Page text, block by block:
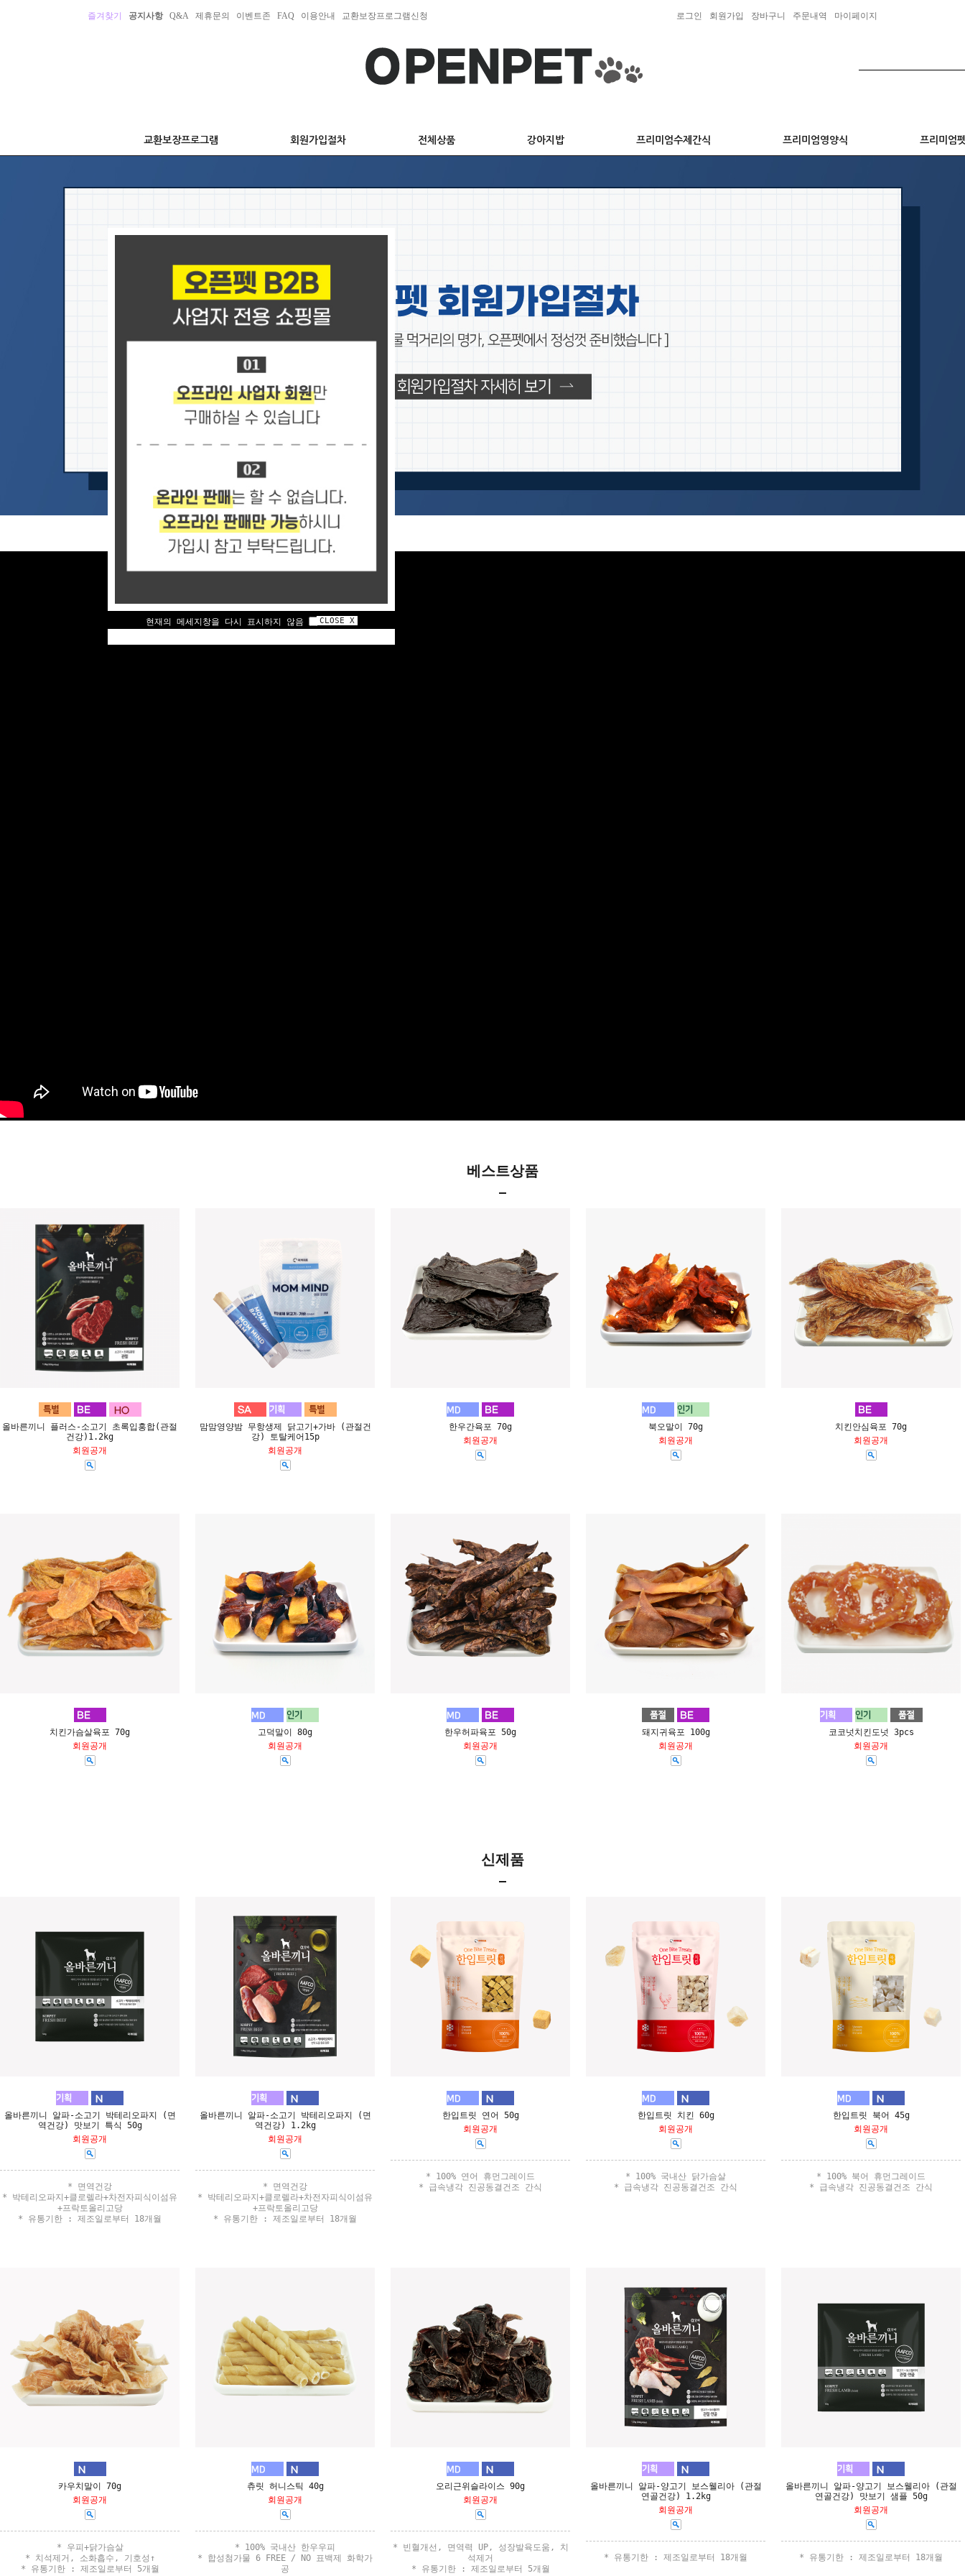
즐겨찾기 공지사항 Q&A 제휴문의 이벤트존 FAQ 이용안내 교환보장프로그램신청 로그인 회원가입 장바구니 주문내역 마이페이지
교환보장프로그램 회원가입절차 전체상품 강아지밥 프리미엄수제간식 프리미엄영양식 프리미엄
베스트상품
올바른끼니 플러스-소고기 초록입홍합(관절
건강)1.2kg
회원공개
맘맘영양밤 무항생제 닭고기+가바 (관절건
강) 토탈케어15p
회원공개
한우간육포 70g
회원공개
북오말이 70g
회원공개
치킨안심육포 70g
회원공개
치킨가슴살육포 70g
회원공개
고덕말이 80g
회원공개
한우허파육포 50g
회원공개
돼지귀육포 100g
회원공개
코코넛치킨도넛 3pcs
회원공개
신제품
올바른끼니 알파-소고기 박테리오파지 (면
역건강) 맛보기 특식 50g
회원공개
* 면역건강
* 박테리오파지+클로렐라+차전자피식이섬유
+프락토올리고당
* 유통기한 : 제조일로부터 18개월
올바른끼니 알파-소고기 박테리오파지 (면
역건강) 1.2kg
회원공개
* 면역건강
* 박테리오파지+클로렐라+차전자피식이섬유
+프락토올리고당
* 유통기한 : 제조일로부터 18개월
한입트릿 연어 50g
회원공개
* 100% 연어 휴먼그레이드
* 급속냉각 진공동결건조 간식
한입트릿 치킨 60g
회원공개
* 100% 국내산 닭가슴살
* 급속냉각 진공동결건조 간식
한입트릿 북어 45g
회원공개
* 100% 북어 휴먼그레이드
* 급속냉각 진공동결건조 간식
카우치말이 70g
회원공개
* 우피+닭가슴살
* 치석제거, 소화흡수, 기호성↑
* 유통기한 : 제조일로부터 5개월
츄릿 허니스틱 40g
회원공개
* 100% 국내산 한우우피
* 합성첨가물 6 FREE / NO 표백제 화학가
공
오리근위슬라이스 90g
회원공개
* 빈혈개선, 면역력 UP, 성장발육도움, 치
석제거
* 유통기한 : 제조일로부터 5개월
올바른끼니 알파-양고기 보스웰리아 (관절
연골건강) 1.2kg
회원공개
* 유통기한 : 제조일로부터 18개월
올바른끼니 알파-양고기 보스웰리아 (관절
연골건강) 맛보기 샘플 50g
회원공개
* 유통기한 : 제조일로부터 18개월
현재의 메세지창을 다시 표시하지 않음 CLOSE X